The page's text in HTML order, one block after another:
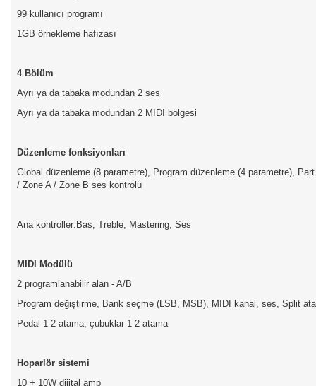
99 kullanıcı programı
1GB örnekleme hafızası
4 Bölüm
Ayrı ya da tabaka modundan 2 ses
Ayrı ya da tabaka modundan 2 MIDI bölgesi
Düzenleme fonksiyonları
Global düzenleme (8 parametre), Program düzenleme (4 parametre),
/ Zone A / Zone B ses kontrolü
Ana kontroller:Bas, Treble, Mastering, Ses
MIDI Modülü
2 programlanabilir alan - A/B
Program değiştirme, Bank seçme (LSB, MSB), MIDI kanal, ses, Split
Pedal 1-2 atama, çubuklar 1-2 atama
Hoparlör sistemi
10 + 10W dijital amp